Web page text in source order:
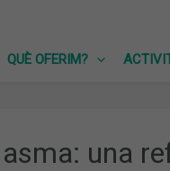
QUÈ OFERIM?
una